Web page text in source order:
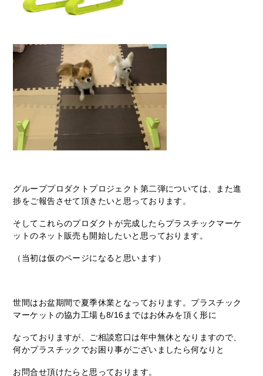
グループプロダクトプロジェクト第二弾については、また進
捗をご報告させて頂きたいと思っております。
そしてこれらのプロダクトが完成したらプラスチックマーケ
ットのネット販売も開始したいと思っております。
（当初は仮のページになると思います）
世間はお盆期間で夏季休業となっております。プラスチック
マーケットの協力工場も8/16まではお休みを頂く形に
なっておりますが、ご相談窓口は年中無休となりますので、
何かプラスチックでお困り事がございましたら何なりと
お問合せ頂けたらと思っております。